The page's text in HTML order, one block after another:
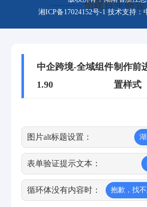
——— 创建百年商
湘ICP备17024152号-1 技术支持：
中企跨境-全域组件
1.90
制作前
置样式
图片alt标题设置：
表单验证提示文本：
循环体没有内容时： 抱歉，找不